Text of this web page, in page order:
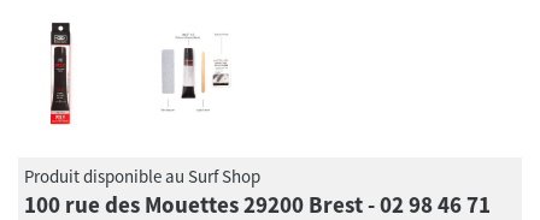
Produit disponible au Surf Shop
100 rue des Mouettes 29200 Brest - 02 98 46 71